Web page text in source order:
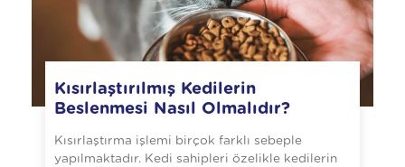
Kısırlaştırılmış Kedilerin
Beslenmesi Nasıl Olmalıdır?
Kısırlaştırma işlemi birçok farklı sebeple
yapılmaktadır. Kedi sahipleri özelikle kedilerin